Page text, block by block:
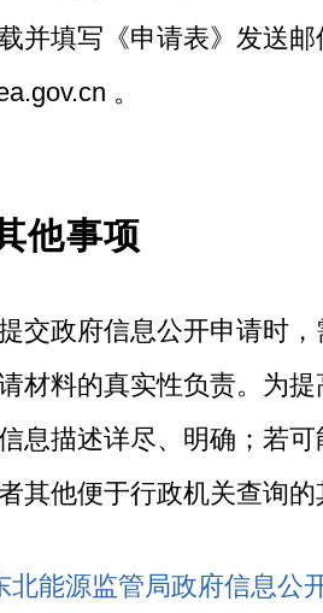
并填写《申请表》发送邮
。
他事项
交政府信息公开申请时
材料的真实性负责。为
息描述详尽、明确；若
其他便于行政机关查询
北能源监管局政府信息公